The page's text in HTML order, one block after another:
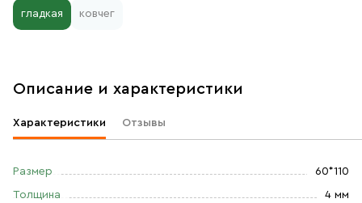
гладкая ковчег
Описание и характеристики
Характеристики Отзывы
Размер 60*110
Толщина 4 мм